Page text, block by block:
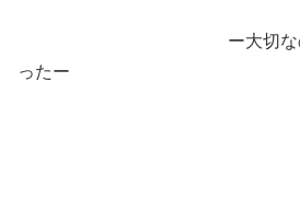
ー大切なのは、出
ったー